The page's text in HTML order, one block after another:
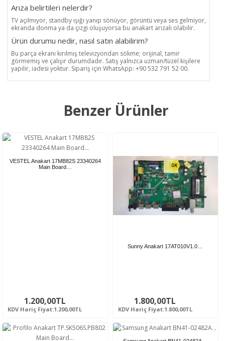
Arıza belirtileri nelerdir?
TV açılmıyor, standby ışığı yanıp sönüyor, görüntü veya ses gelmiyor,
ekranda donma ya da çizgi oluşuyorsa bu anakart arızalı olabilir.
Ürün durumu nedir, nasıl satın alabilirim?
Bu parça ekranı kırılmış televizyondan sökme; orijinal, tamir
görmemiş ve çalışır durumdadır. Satış yalnızca uzman/tüzel kişilere
yapılır, iadesi yoktur. Sipariş için WhatsApp: +90 532 791 52 00.
Benzer Ürünler
VESTEL Anakart 17MB82S 23340264
Main Board…
1.200,00TL
KDV Hariç Fiyat:1.200,00TL
Sunny Anakart 17AT010V1.0…
1.800,00TL
KDV Hariç Fiyat:1.800,00TL